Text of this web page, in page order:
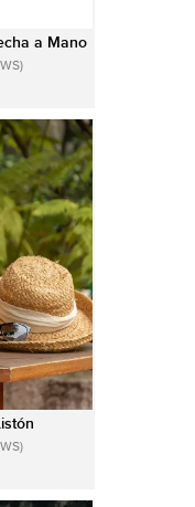
a Mano